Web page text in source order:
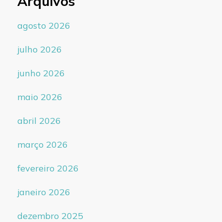
agosto 2026
julho 2026
junho 2026
maio 2026
abril 2026
março 2026
fevereiro 2026
janeiro 2026
dezembro 2025